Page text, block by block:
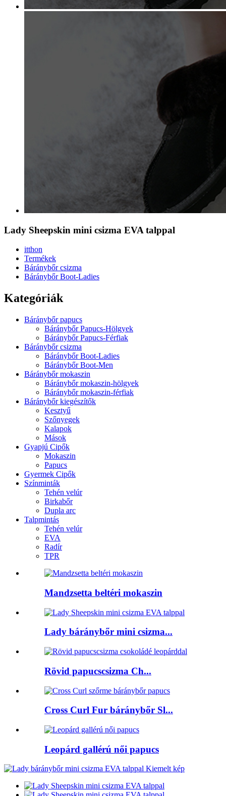
Lady Sheepskin mini csizma EVA talppal
itthon
Termékek
Báránybőr csizma
Báránybőr Boot-Ladies
Kategóriák
Báránybőr papucs
Báránybőr Papucs-Hölgyek
Báránybőr Papucs-Férfiak
Báránybőr csizma
Báránybőr Boot-Ladies
Báránybőr Boot-Men
Báránybőr mokaszin
Báránybőr mokaszin-hölgyek
Báránybőr mokaszin-férfiak
Báránybőr kiegészítők
Kesztyű
Szőnyegek
Kalapok
Mások
Gyapjú Cipők
Mokaszin
Papucs
Gyermek Cipők
Színminták
Tehén velúr
Birkabőr
Dupla arc
Talpmintás
Tehén velúr
EVA
Radír
TPR
Mandzsetta beltéri mokaszin
Lady báránybőr mini csizma...
Rövid papucscsizma Ch...
Cross Curl Fur báránybőr Sl...
Leopárd gallérú női papucs